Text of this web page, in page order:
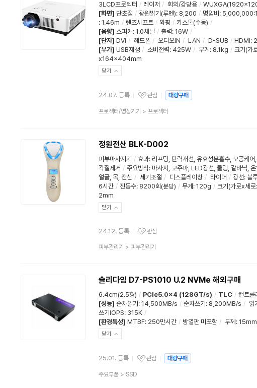
3LCD프로젝터 / 레이저 / 회의/강당용 /
[화면] 단초점 / 광원밝기(루멘): 8,200 / 명암비 : 5,000,000:1
: 1.46m / 렌즈시프트 / 와핑 / 키스톤(수동) /
[음향] 스피커 : 1.0채널 / 출력: 16W /
[단자] DVI / 헤드폰 / 오디오IN / LAN / D-SUB / HDMI:
[부가] USB재생 / 소비전력: 425W / 무게 : 8.1kg / 크기(가
x164x404mm
닫기
24.07. 등록
관심상품
관심 대량구매
상
프로젝터/영상기기 > 프로젝터
정원전산 BLK-D002
피부마사지기 / 효과: 리프팅 탄력개선 유효성분흡수, 모공케어
각질제거 / 주요방식 : 마사지 고주파, LED광선 쿨링 갈바닉 온
얼굴, 목, 전신 / 세기조절 / 디스플레이창 / 타이머 / 광선: 블
6시간 / 진동수: 8200회(분당) / 무게 : 120g / 크기(가로x세
2mm
닫기
24.12. 등록
관심상품
관심
상
피부관리기 > 피부관리기
솔리다임 D7-PS1010 U.2 NVMe 해외구매
6.4cm(2.5형) / PCIe5.0x4 (128GT/s) / TLC / 컨트롤
[성능] 순차읽기 : 14,500MB/s / 순차쓰기 : 8,200MB/s / 읽
쓰기IOPS: 315K /
[환경특성] MTBF: 250만시간 / 방열판 미포함 / 두께 : 15mm
닫기
25.01. 등록
관심상품
관심 대량구매
상
주요부품> SSD